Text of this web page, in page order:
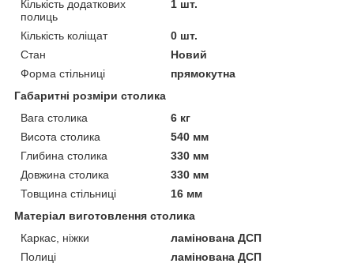
Кількість додаткових
полиць
1 шт.
Кількість коліщат
0 шт.
Стан
Новий
Форма стільниці
прямокутна
Габаритні розміри столика
Вага столика
6 кг
Висота столика
540 мм
Глибина столика
330 мм
Довжина столика
330 мм
Товщина стільниці
16 мм
Матеріал виготовлення столика
Каркас, ніжки
ламінована ДСП
Полиці
ламінована ДСП